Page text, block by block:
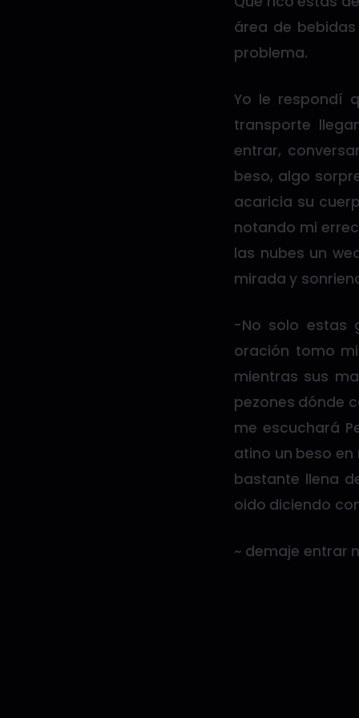
área de
problema.
Yo le respondí
transporte
entrar,
beso, algo
acaricia su
notando mi
las nubes un
mirada y
-No solo estas
oración tomo
mientras sus
pezones dónde
me escuchará
atino un beso
bastante llena
oido diciendo
~ demaje entrar